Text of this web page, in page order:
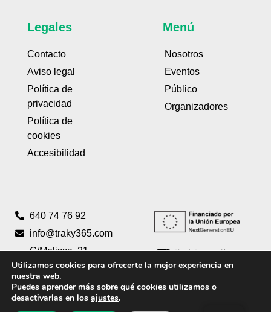
Legales
Contacto
Aviso legal
Política de
privacidad
Política de
cookies
Accesibilidad
Menú
Nosotros
Eventos
Público
Organizadores
640 74 76 92
info@traky365.com
C/Melissa, 21
Pta 2 46980
Paterna,
Valencia
Utilizamos cookies para ofrecerte la mejor experiencia en
nuestra web.
Puedes aprender más sobre qué cookies utilizamos o
desactivarlas en los ajustes.